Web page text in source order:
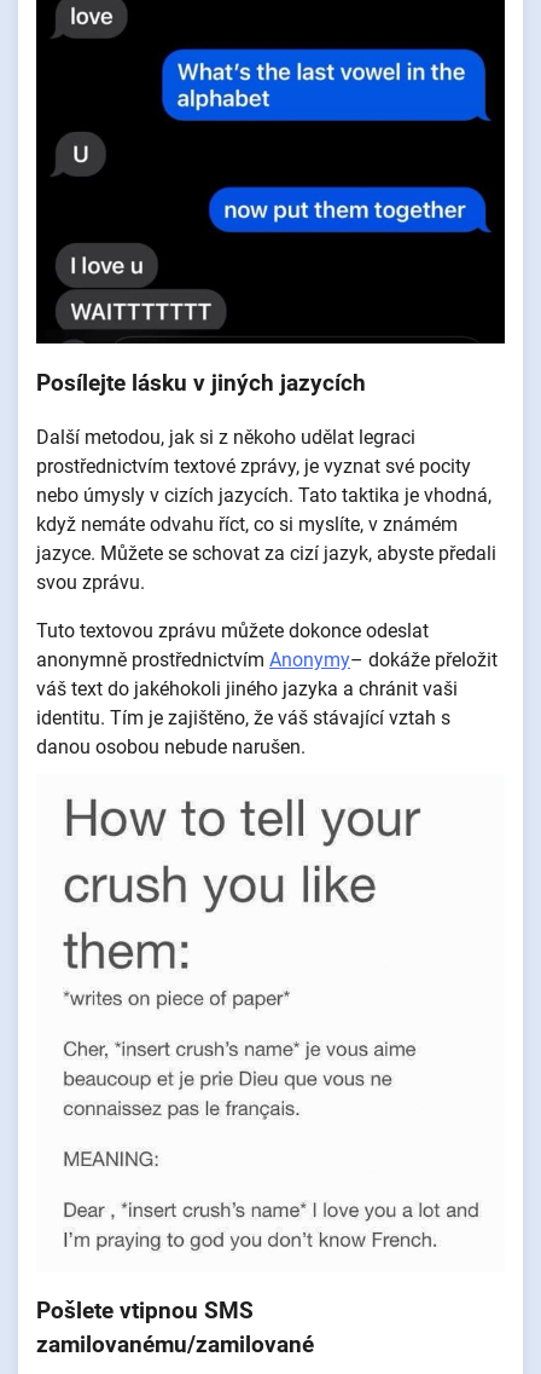
Posílejte lásku v jiných jazycích
Další metodou, jak si z někoho udělat legraci
prostřednictvím textové zprávy, je vyznat své pocity
nebo úmysly v cizích jazycích. Tato taktika je vhodná,
když nemáte odvahu říct, co si myslíte, v známém
jazyce. Můžete se schovat za cizí jazyk, abyste předali
svou zprávu.
Tuto textovou zprávu můžete dokonce odeslat
anonymně prostřednictvím Anonymy– dokáže přeložit
váš text do jakéhokoli jiného jazyka a chránit vaši
identitu. Tím je zajištěno, že váš stávající vztah s
danou osobou nebude narušen.
Pošlete vtipnou SMS
zamilovanému/zamilované